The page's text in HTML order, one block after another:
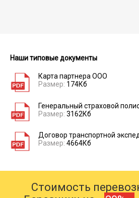
Наши типовые документы
Карта партнера ООО
Размер: 174Кб
Генеральный страховой
Размер: 3162Кб
Договор транспортной
Размер: 4664Кб
Стоимость